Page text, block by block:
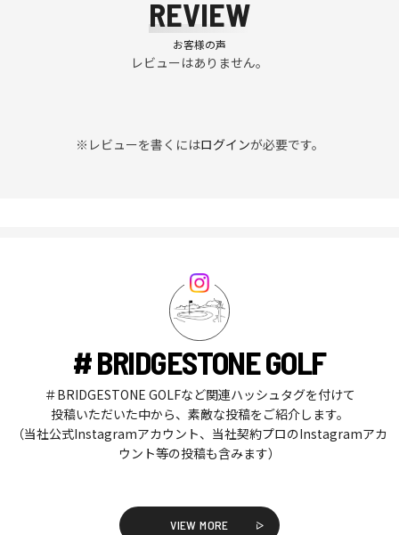
REVIEW
お客様の声
レビューはありません。
※レビューを書くにはログインが必要です。
# BRIDGESTONE GOLF
＃BRIDGESTONE GOLFなど関連ハッシュタグを付けて
投稿いただいた中から、素敵な投稿をご紹介します。
（当社公式Instagramアカウント、当社契約プロのInstagramアカ
ウント等の投稿も含みます）
VIEW MORE